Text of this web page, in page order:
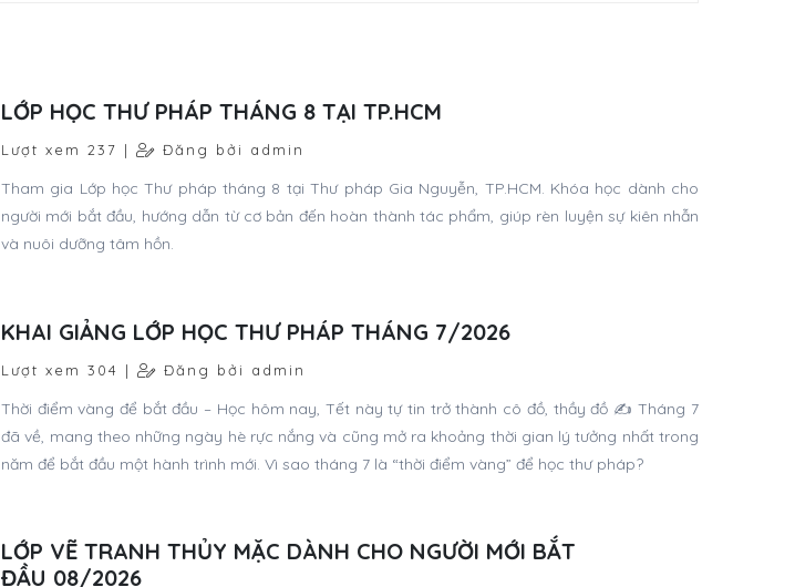
LỚP HỌC THƯ PHÁP THÁNG 8 TẠI TP.HCM
Lượt xem 237 | Đăng bởi admin
Tham gia Lớp học Thư pháp tháng 8 tại Thư pháp Gia Nguyễn, TP.HCM. Khóa học dành cho
người mới bắt đầu, hướng dẫn từ cơ bản đến hoàn thành tác phẩm, giúp rèn luyện sự kiên nhẫn
và nuôi dưỡng tâm hồn.
KHAI GIẢNG LỚP HỌC THƯ PHÁP THÁNG 7/2026
Lượt xem 304 | Đăng bởi admin
Thời điểm vàng để bắt đầu – Học hôm nay, Tết này tự tin trở thành cô đồ, thầy đồ ✍️ Tháng 7
đã về, mang theo những ngày hè rực nắng và cũng mở ra khoảng thời gian lý tưởng nhất trong
năm để bắt đầu một hành trình mới. Vì sao tháng 7 là “thời điểm vàng” để học thư pháp?
LỚP VẼ TRANH THỦY MẶC DÀNH CHO NGƯỜI MỚI BẮT
ĐẦU 08/2026